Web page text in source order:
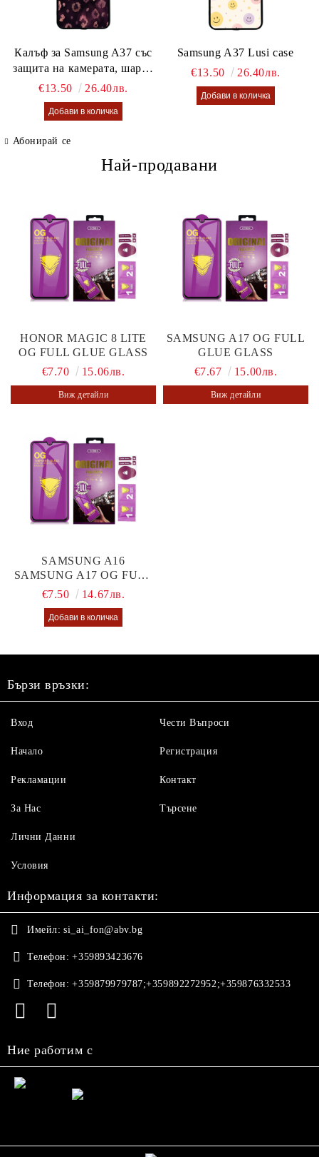
Калъф за Samsung A37 със
защита на камерата, шарен
калъф Lusi case
€13.50 26.40лв.
Samsung A37 Lusi case
€13.50
26.40лв.
Абонирай се
Най-продавани
HONOR MAGIC 8 LITE
OG FULL GLUE GLASS
€7.70
15.06лв.
Виж детайли
SAMSUNG A17 OG FULL
GLUE GLASS
€7.67
15.00лв.
Виж детайли
SAMSUNG A16
SAMSUNG A17 OG FULL
GLUE GLASS
€7.50 14.67лв.
Бързи връзки:
Вход
Начало
Рекламации
За Нас
Чести Въпроси
Регистрация
Контакт
Търсене
Лични Данни
Условия
Информация за контакти:
Имейл: si_ai_fon@abv.bg
Телефон: +359893423676
Телефон: +359879979787;+359892272952;+359876332533
Ние работим с